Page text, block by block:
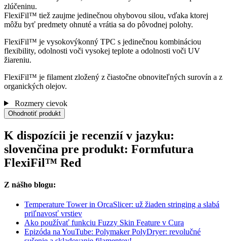
zlúčeninu.
FlexiFil™ tiež zaujme jedinečnou ohybovou silou, vďaka ktorej
môžu byť predmety ohnuté a vrátia sa do pôvodnej polohy.
FlexiFil™ je vysokovýkonný TPC s jedinečnou kombináciou
flexibility, odolnosti voči vysokej teplote a odolnosti voči UV
žiareniu.
FlexiFil™ je filament zložený z čiastočne obnoviteľných surovín a z
organických olejov.
Rozmery cievok
Ohodnotiť produkt
K dispozícii je recenzií v jazyku:
slovenčina pre produkt: Formfutura
FlexiFil™ Red
Z nášho blogu:
Temperature Tower in OrcaSlicer: už žiaden stringing a slabá
priľnavosť vrstiev
Ako používať funkciu Fuzzy Skin Feature v Cura
Epizóda na YouTube: Polymaker PolyDryer: revolučné